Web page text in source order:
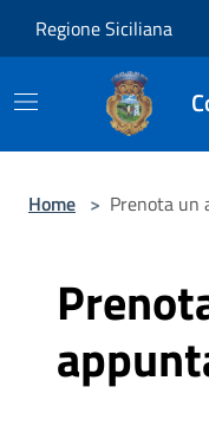
Regione Siciliana
Home > Prenota un